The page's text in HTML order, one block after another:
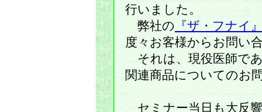
行いました。
弊社の 『ザ・フナイ
度々お客様からお問い
それは、現役医師で
関連商品についてのお
セミナー当日も大反